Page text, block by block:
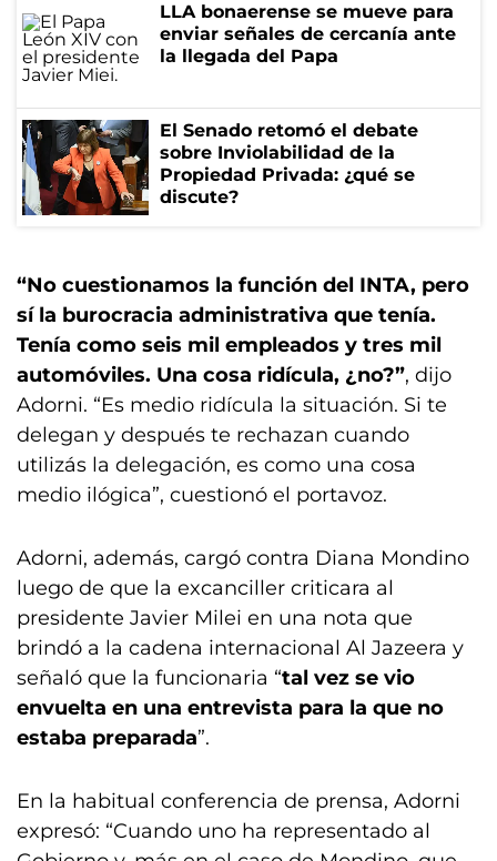
LLA bonaerense se mueve para
enviar señales de cercanía ante
la llegada del Papa
El Senado retomó el debate
sobre Inviolabilidad de la
Propiedad Privada: ¿qué se
discute?
“No cuestionamos la función del INTA, pero
sí la burocracia administrativa que tenía.
Tenía como seis mil empleados y tres mil
automóviles. Una cosa ridícula, ¿no?”, dijo
Adorni. “Es medio ridícula la situación. Si te
delegan y después te rechazan cuando
utilizás la delegación, es como una cosa
medio ilógica”, cuestionó el portavoz.
Adorni, además, cargó contra Diana Mondino
luego de que la excanciller criticara al
presidente Javier Milei en una nota que
brindó a la cadena internacional Al Jazeera y
señaló que la funcionaria “tal vez se vio
envuelta en una entrevista para la que no
estaba preparada”.
En la habitual conferencia de prensa, Adorni
expresó: “Cuando uno ha representado al